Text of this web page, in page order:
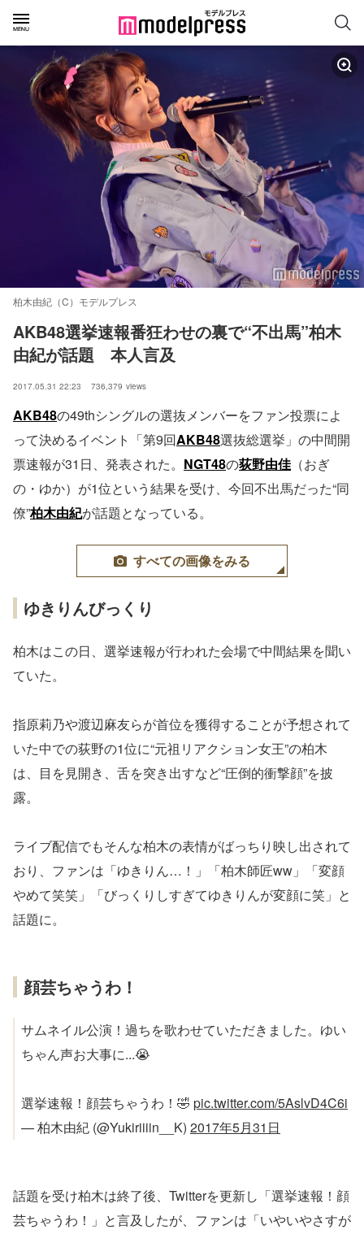
柏木由紀（C）モデルプレス
AKB48選挙速報番狂わせの裏で“不出馬”柏木
由紀が話題　本人言及
2017.05.31 22:23 736,379 views
AKB48の49thシングルの選抜メンバーをファン投票によ
って決めるイベント「第9回AKB48選抜総選挙」の中間開
票速報が31日、発表された。 NGT48の荻野由佳 （おぎ
の・ゆか）が1位という結果を受け、今回不出馬だった“同
僚”柏木由紀が話題となっている。
すべての画像をみる
ゆきりんびっくり
柏木はこの日、選挙速報が行われた会場で中間結果を聞い
ていた。
指原莉乃や渡辺麻友らが首位を獲得することが予想されて
いた中での荻野の1位に“元祖リアクション女王”の柏木
は、目を見開き、舌を突き出すなど“圧倒的衝撃顔”を披
露。
ライブ配信でもそんな柏木の表情がばっちり映し出されて
おり、ファンは「ゆきりん…！」「柏木師匠ww」「変顔
やめて笑笑」「びっくりしすぎてゆきりんが変顔に笑」と
話題に。
顔芸ちゃうわ！
サムネイル公演！過ちを歌わせていただきました。ゆい
ちゃん声お大事に...😭
選挙速報！顔芸ちゃうわ！🤣 pic.twitter.com/5AslvD4C6i
— 柏木由紀 (@Yukiriiiin__K) 2017年5月31日
話題を受け柏木は終了後、Twitterを更新し「選挙速報！顔
芸ちゃうわ！」と言及したが、ファンは「いやいやさすが